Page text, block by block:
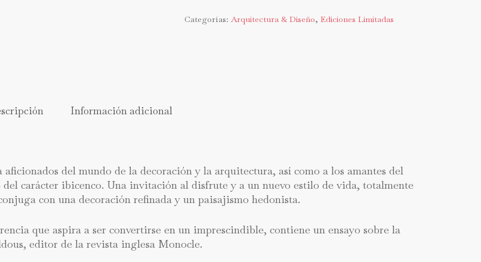
Categorías: Arquitectura & Diseño, Ediciones Limitadas
Información adicional
del mundo de la decoración y la arquitectura, así como a los amantes del
carácter ibicenco. Una invitación al disfrute y a un nuevo estilo de vida, totalmente
con una decoración refinada y un paisajismo hedonista.
que aspira a ser convertirse en un imprescindible, contiene un ensayo sobre la
editor de la revista inglesa Monocle.